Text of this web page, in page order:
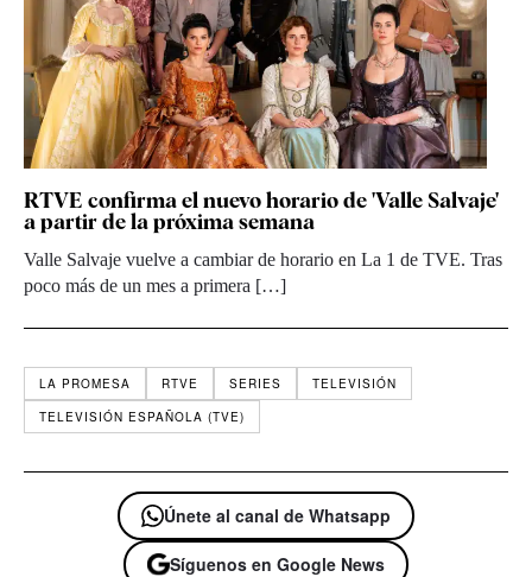
RTVE confirma el nuevo horario de 'Valle Salvaje'
a partir de la próxima semana
Valle Salvaje vuelve a cambiar de horario en La 1 de TVE. Tras
poco más de un mes a primera […]
LA PROMESA RTVE SERIES
TELEVISIÓN
TELEVISIÓN ESPAÑOLA (TVE)
Únete al canal de Whatsapp
Síguenos en Google News